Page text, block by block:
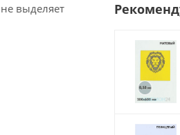
выделяет